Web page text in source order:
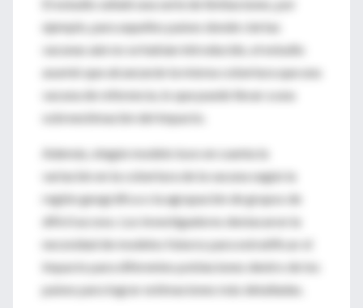
El estudio señaló una serie de limitaciones, por
ejemplo, para aquellos países donde ciertas
vacunas aún no se habían introducido, el estudio
asumió que alcanzarán la misma cobertura que una
vacuna de referencia, lo que puede llevar a una
sobreestimación del impacto.
Además, ningún modelo tuvo en cuenta la
variación en la cobertura de la vacuna según la
región geográfica o la agrupación de grupos de
difícil acceso. Los investigadores destacaron la
necesidad de modelos futuros para estratificar el
impacto para diferentes poblaciones dentro de los
países para lograr estimaciones más detalladas.